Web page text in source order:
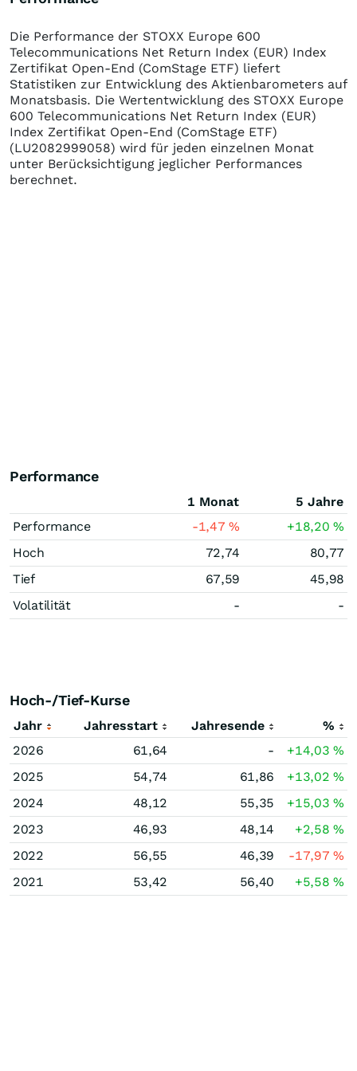
Die Performance der STOXX Europe 600
Telecommunications Net Return Index (EUR) Index
Zertifikat Open-End (ComStage ETF) liefert
Statistiken zur Entwicklung des Aktienbarometers auf
Monatsbasis. Die Wertentwicklung des STOXX Europe
600 Telecommunications Net Return Index (EUR)
Index Zertifikat Open-End (ComStage ETF)
(LU2082999058) wird für jeden einzelnen Monat
unter Berücksichtigung jeglicher Performances
berechnet.
Performance
1 Monat
5 Jahre
Performance
-1,47% +18,20%
Hoch
72,74
80,77
Tief
67,59
45,98
Volatilität
- -
Hoch-/Tief-Kurse
Jahr Jahresstart Jahresende
%
2026
61,64 - +14,03%
2025
54,74 61,86 +13,02%
2024
48,12 55,35 +15,03%
2023
46,93 48,14 +2,58%
2022
56,55 46,39 -17,97%
2021
53,42 56,40 +5,58%